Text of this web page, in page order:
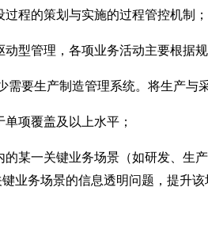
过程的策划与实施的过程管控机制；
动型管理，各项业务活动主要根据
要生产制造管理系统。将生产与
单项覆盖及以上水平；
的某一关键业务场景（如研发、
业务场景的信息透明问题，提升